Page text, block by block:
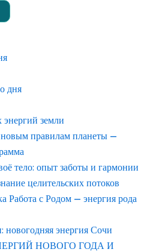
дня
земли
правилам планеты —
тело: опыт заботы и гармонии
целительских потоков
Работа с Родом — энергия рода
новогодняя энергия Сочи
НОВОГО ГОДА И